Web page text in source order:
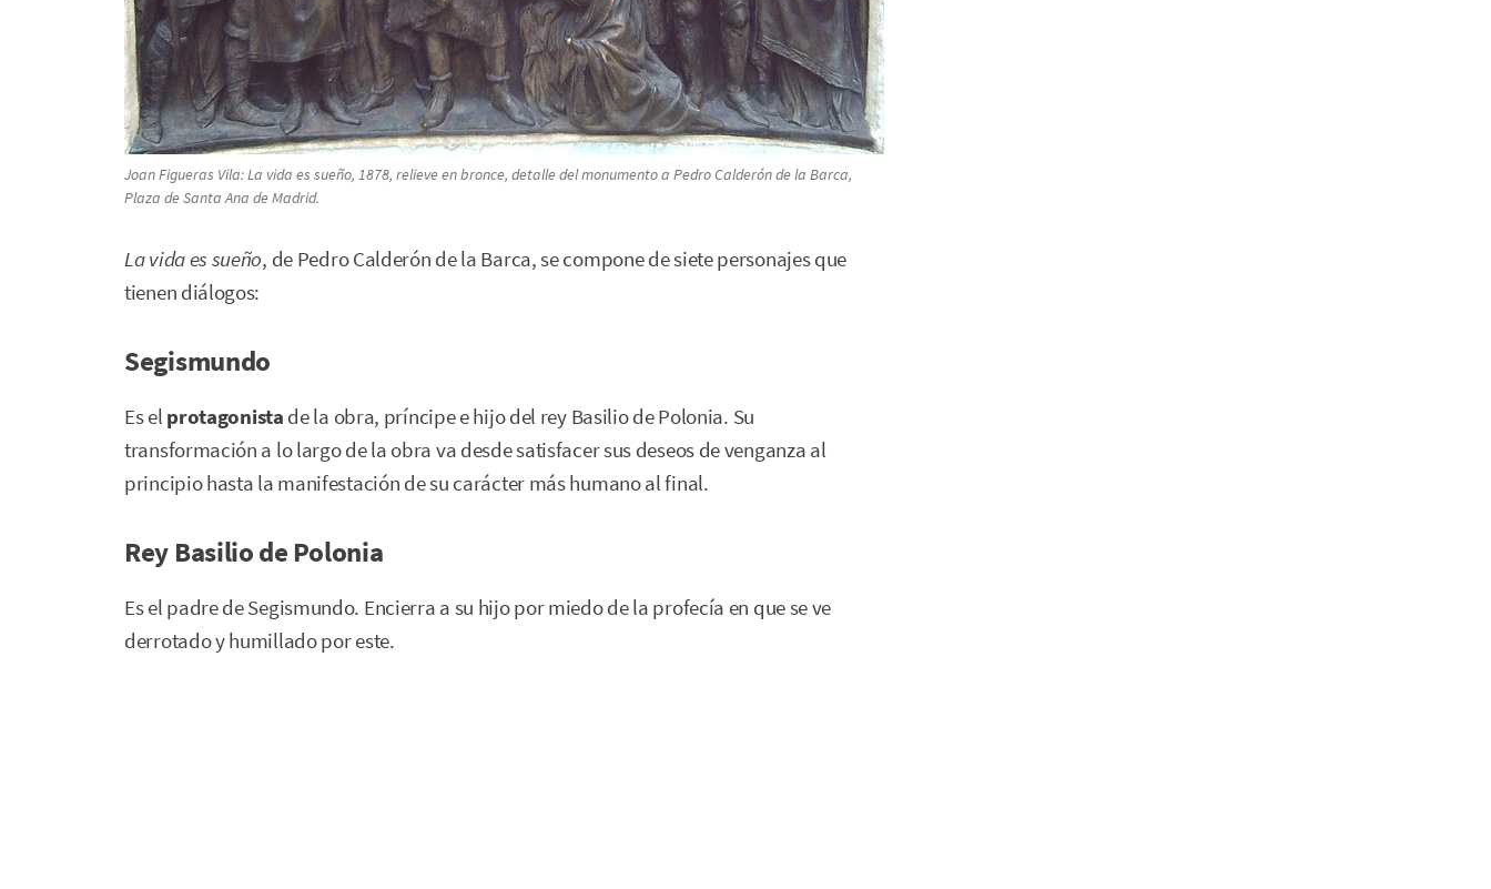
Joan Figueras Vila:La vida es sueño, 1878, relieve en bronce, detalle del monumento a Pedro Calderón de la Barca,
Plaza de Santa Ana de Madrid.
La vida es sueño, de Pedro Calderón de la Barca, se compone de siete personajes que
tienen diálogos:
Segismundo
Es el protagonista de la obra, príncipe e hijo del rey Basilio de Polonia. Su
transformación a lo largo de la obra va desde satisfacer sus deseos de venganza al
principio hasta la manifestación de su carácter más humano al final.
Rey Basilio de Polonia
Es el padre de Segismundo. Encierra a su hijo por miedo de la profecía en que se ve
derrotado y humillado por este.